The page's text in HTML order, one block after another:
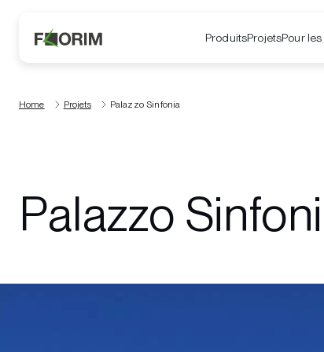
ProduitsProjetsPour
Home Projets Palazzo Sinfonia
Palazzo